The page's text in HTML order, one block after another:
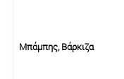
Μπάμπης, Βάρκιζα